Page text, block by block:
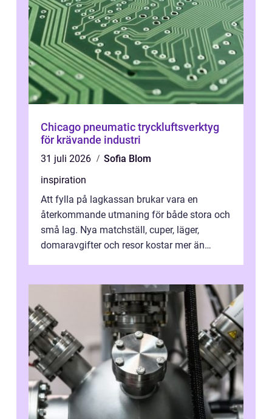
Chicago pneumatic tryckluftsverktyg
för krävande industri
31 juli 2026
Sofia Blom
inspiration
Att fylla på lagkassan brukar vara en
återkommande utmaning för både stora och
små lag. Nya matchställ, cuper, läger,
domaravgifter och resor kostar mer än